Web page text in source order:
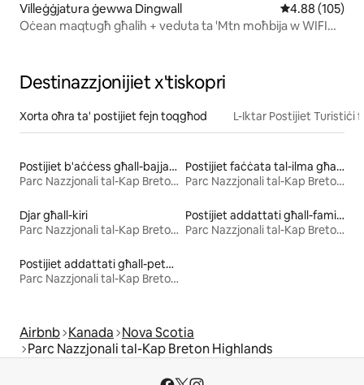
Villeġġjatura ġewwa Dingwall Rating medju
4.88 (105)
Oċean maqtugħ għalih + veduta ta 'Mtn moħbija w WIFI
Destinazzjonijiet x'tiskopri
Xorta oħra ta' postijiet fejn toqgħod L-Iktar Postijiet Turistiċi
Postijiet b'aċċess għall-bajja għall-kiri
Parc Nazzjonali tal-Kap Breton Highlands
Postijiet faċċata tal-ilma għall-kiri
Parc Nazzjonali tal-Kap Breton Highlands
Djar għall-kiri
Parc Nazzjonali tal-Kap Breton Highlands
Postijiet addattati għall-familja għall-kiri
Parc Nazzjonali tal-Kap Breton Highlands
Postijiet addattati għall-pets għall-kiri
Parc Nazzjonali tal-Kap Breton Highlands
Airbnb Kanada Nova Scotia
Parc Nazzjonali tal-Kap Breton Highlands